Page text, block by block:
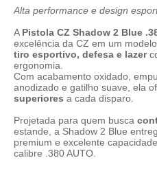
Alta performance e design
A Pistola CZ Shadow 2 Blue
excelência da CZ em um
tiro esportivo, defesa e lazer
ergonomia.
Com acabamento oxidado,
anodizado e gatilho suave, ela
superiores a cada disparo.
Projetada para quem busca
estande, a Shadow 2 Blue
premium e excelente
calibre .380 AUTO.